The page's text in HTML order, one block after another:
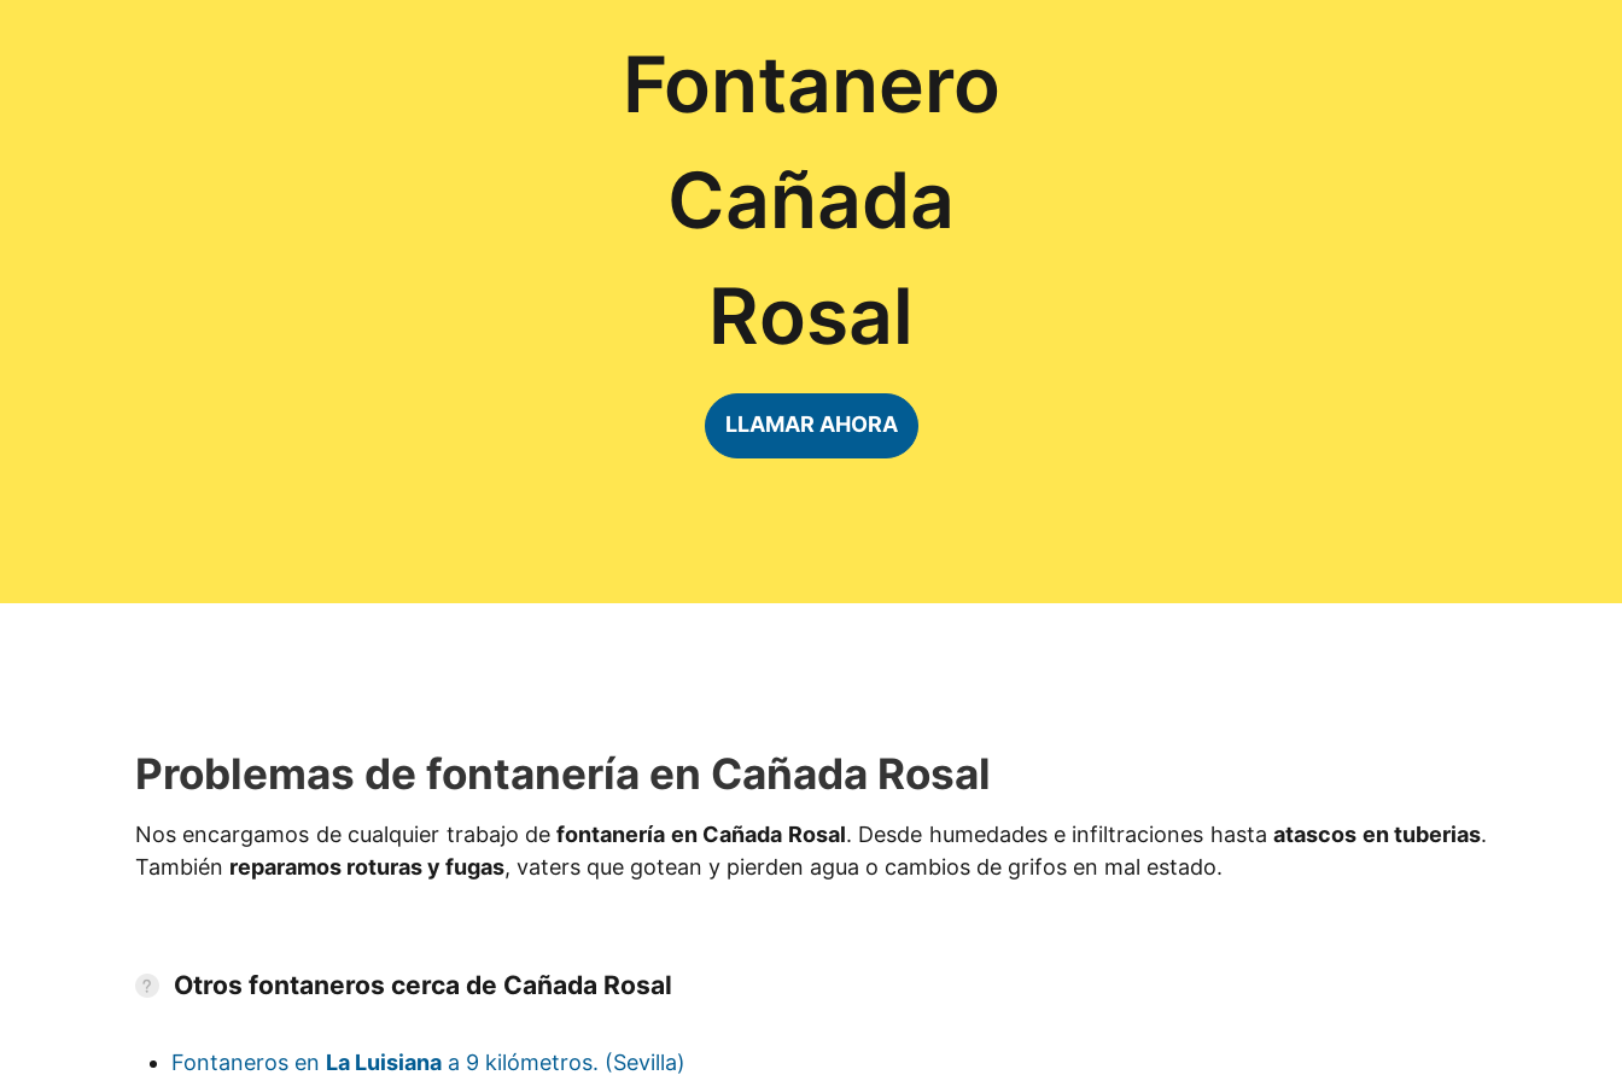
Fontanero
Cañada
Rosal
LLAMAR AHORA
Problemas de fontanería en Cañada Rosal
Nos encargamos de cualquier trabajo defontanería en Cañada Rosal. Desde humedades e infiltraciones hastaatascos en tuberias.
También reparamos roturas y fugas, vaters que gotean y pierden agua o cambios de grifos en mal estado.
Otros fontaneros cerca de Cañada Rosal
Fontaneros en La Luisiana a 9 kilómetros. (Sevilla)